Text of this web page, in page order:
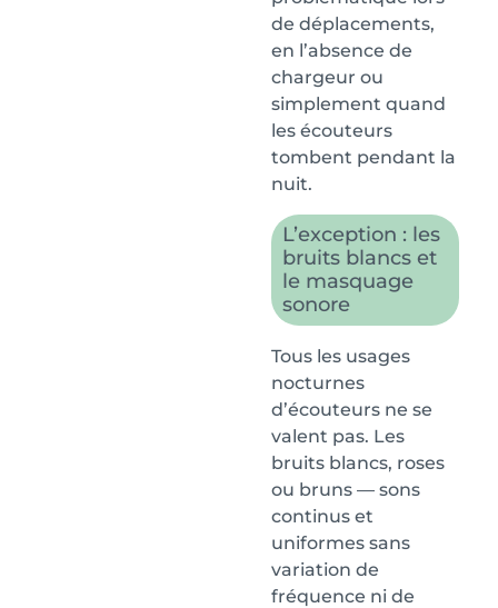
de déplacements,
en l’absence de
chargeur ou
simplement quand
les écouteurs
tombent pendant la
nuit.
L’exception : les
bruits blancs et
le masquage
sonore
Tous les usages
nocturnes
d’écouteurs ne se
valent pas. Les
bruits blancs, roses
ou bruns — sons
continus et
uniformes sans
variation de
fréquence ni de